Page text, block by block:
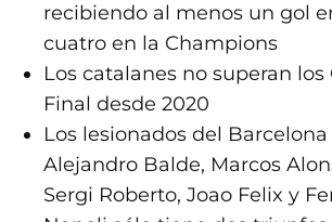
recibiendo al menos un gol
cuatro en la Champions
Los catalanes no superan los
Final desde 2020
Los lesionados del Barcelona
Alejandro Balde, Marcos
Sergi Roberto, Joao Felix y